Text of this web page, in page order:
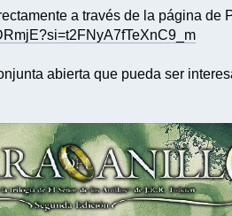
a través de la página de
abierta que pueda ser